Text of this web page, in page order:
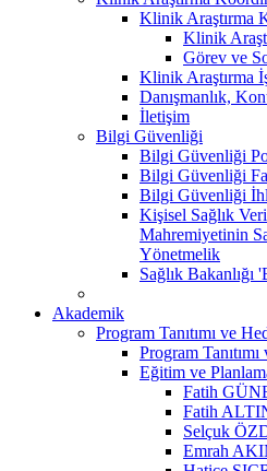
Klinik Araştırma
Klinik
Görev ve
Klinik Araştırma
Danışmanlık,
İletişim
Bilgi Güvenliği
Bilgi Güvenliği
Bilgi Güvenliği
Bilgi Güvenliği
Kişisel Sağlık
Mahremiyetinin
Yönetmelik
Sağlık
Akademik
Program Tanıtımı ve
Program
Eğitim ve
Fatih
Fatih
Selçuk
Emrah